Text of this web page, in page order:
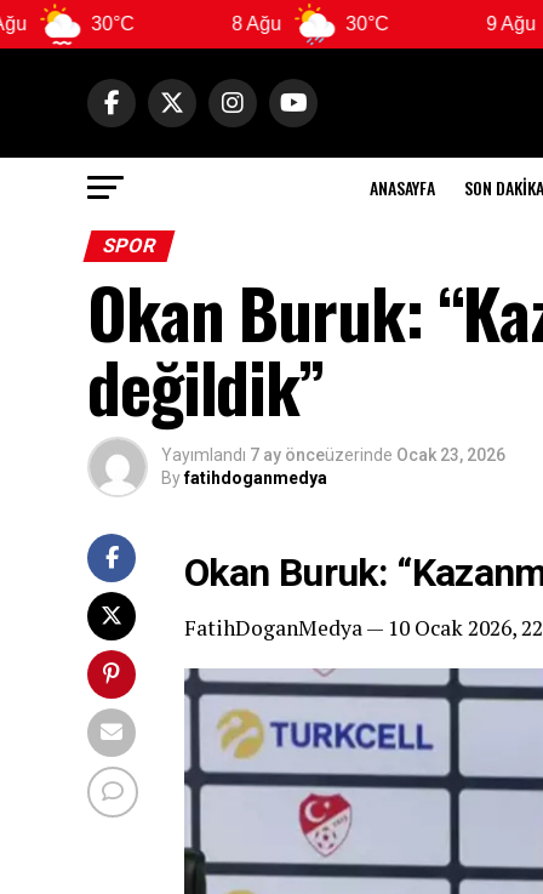
30°C 30°C
ANASAYFA SON DAKIKA
SPOR
Okan Buruk:
değildik”
Yayımlandı 7 ay önceüzerinde Ocak 23, 2026
Byfatihdoganmedya
Okan Buruk:
FatihDoganMedya — 10 Ocak 2026,